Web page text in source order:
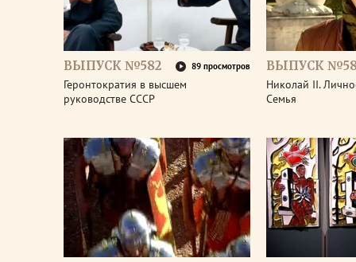
ВЫПУСК №582 89 просмотров
Геронтократия в высшем
руководстве СССР
ВЫПУСК
Николай II.
Семья